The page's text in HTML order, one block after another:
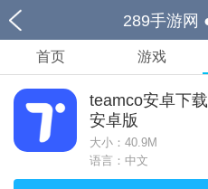
289手游网
首页 游戏
teamco安卓下
安卓版
大小： 40.9M
语言：中文